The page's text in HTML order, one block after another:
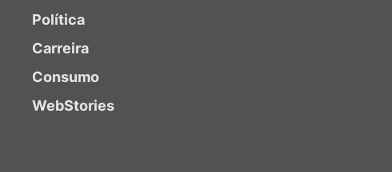
Política
Carreira
Consumo
WebStories